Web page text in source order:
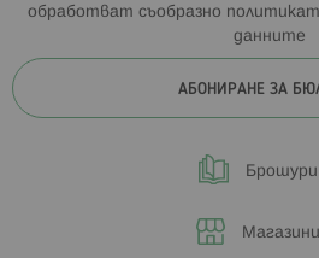
обработват съобразно
данните
АБОНИРАНЕ ЗА
Брошури
Магазини